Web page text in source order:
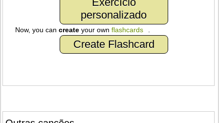
personalizado
Now, you cancreate your ownflashcards
Create Flashcard